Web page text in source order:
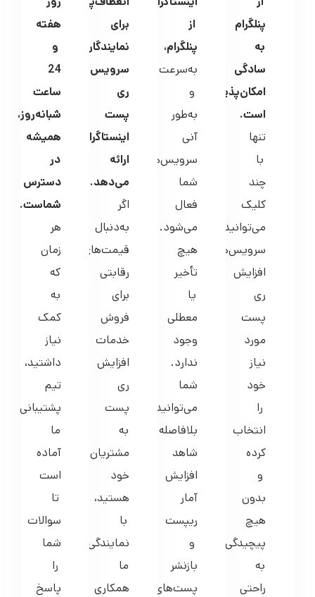
پنلگرام
به
سادگی
امکان‌پذیر
است.
تنها
با
چند
کلیک
می‌توانید
سرویس‌های
افزایش
ری
پست
مورد
نیاز
خود
را
انتخاب
کرده
و
بدون
هیچ
پیچیدگی،
به
راحتی
از
پنلگرام،
به‌سرعت
و
به‌طور
آنی
سرویس‌های
شما
فعال
می‌شود.
هیچ
تأخیر
یا
معطلی
وجود
ندارد.
شما
می‌توانید
بلافاصله
شاهد
افزایش
آمار
ریپست
و
بازنشر
پست‌های
برای
نمایندگان
سرویس‌های
ری
پست
اینستاگرام
ارائه
می‌دهد.
اگر
به‌دنبال
قیمت‌های
رقابتی
برای
فروش
خدمات
افزایش
ری
پست
به
مشتریان
خود
هستید،
با
نمایندگی
ما
همکاری
هفته
و
24
ساعت
شبانه‌روز،
همیشه
در
دسترس
شماست.
هر
زمان
که
به
کمک
نیاز
داشتید،
تیم
پشتیبانی
ما
آماده
است
تا
سوالات
شما
را
پاسخ